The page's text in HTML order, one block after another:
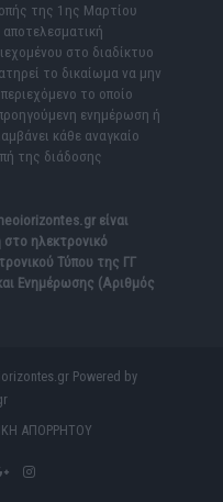
της 1ης Μαρτίου
στο διαδίκτυο
το δικαίωμα να μην
το οποίο
ενημέρωση ή
κάθε αναγκαίο
της διάδοσης
είναι
στο ηλεκτρονικό
Τύπου της ΓΓ
Ενημέρωσης (Αριθμός
Powered by
ΑΠΟΡΡΗΤΟΥ